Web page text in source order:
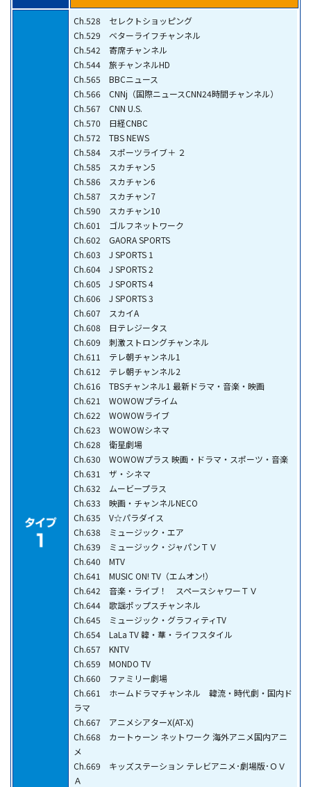
Ch.528 セレクトショッピング
Ch.529 ベターライフチャンネル
Ch.542 寄席チャンネル
Ch.544 旅チャンネルHD
Ch.565 BBCニュース
Ch.566 CNNj（国際ニュースCNN24時間チャンネル）
Ch.567 CNN U.S.
Ch.570 日経CNBC
Ch.572 TBS NEWS
Ch.584 スポーツライブ＋ ２
Ch.585 スカチャン5
Ch.586 スカチャン6
Ch.587 スカチャン7
Ch.590 スカチャン10
Ch.601 ゴルフネットワーク
Ch.602 GAORA SPORTS
Ch.603 J SPORTS 1
Ch.604 J SPORTS 2
Ch.605 J SPORTS 4
Ch.606 J SPORTS 3
Ch.607 スカイA
Ch.608 日テレジータス
Ch.609 刺激ストロングチャンネル
Ch.611 テレ朝チャンネル1
Ch.612 テレ朝チャンネル2
Ch.616 TBSチャンネル1 最新ドラマ・音楽・映画
Ch.621 WOWOWプライム
Ch.622 WOWOWライブ
Ch.623 WOWOWシネマ
Ch.628 衛星劇場
Ch.630 WOWOWプラス 映画・ドラマ・スポーツ・音楽
Ch.631 ザ・シネマ
Ch.632 ムービープラス
Ch.633 映画・チャンネルNECO
Ch.635 V☆パラダイス
Ch.638 ミュージック・エア
Ch.639 ミュージック・ジャパンＴＶ
Ch.640 MTV
Ch.641 MUSIC ON! TV（エムオン!）
Ch.642 音楽・ライブ！ スペースシャワーＴＶ
Ch.644 歌謡ポップスチャンネル
Ch.645 ミュージック・グラフィティTV
Ch.654 LaLa TV 韓・華・ライフスタイル
Ch.657 KNTV
Ch.659 MONDO TV
Ch.660 ファミリー劇場
Ch.661 ホームドラマチャンネル 韓流・時代劇・国内ド
ラマ
Ch.667 アニメシアターX(AT-X)
Ch.668 カートゥーン ネットワーク 海外アニメ国内アニ
メ
Ch.669 キッズステーション テレビアニメ･劇場版･ＯＶ
Ａ